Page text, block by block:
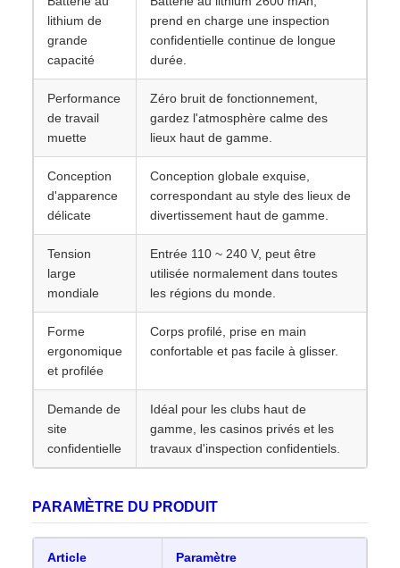
lithium de
grande
capacité
prend en charge une inspection
confidentielle continue de longue
durée.
Performance
de travail
muette
Zéro bruit de fonctionnement,
gardez l'atmosphère calme des
lieux haut de gamme.
Conception
d'apparence
délicate
Conception globale exquise,
correspondant au style des lieux de
divertissement haut de gamme.
Tension
large
mondiale
Entrée 110 ~ 240 V, peut être
utilisée normalement dans toutes
les régions du monde.
Forme
ergonomique
et profilée
Corps profilé, prise en main
confortable et pas facile à glisser.
Demande de
site
confidentielle
Idéal pour les clubs haut de
gamme, les casinos privés et les
travaux d'inspection confidentiels.
PARAMÈTRE DU PRODUIT
Article Paramètre